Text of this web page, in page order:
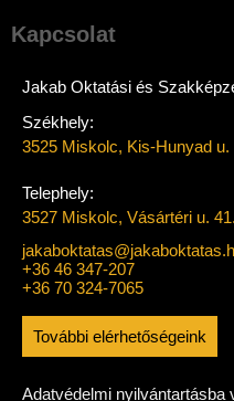
Kapcsolat
Jakab Oktatási és
Székhely:
3525 Miskolc, Kis-Hunyad u.
Telephely:
3527 Miskolc, Vásártéri u. 41.
+36 46 347-207
+36 70 324-7065
További elérhetőségeink
Adatvédelmi nyilvántartásba